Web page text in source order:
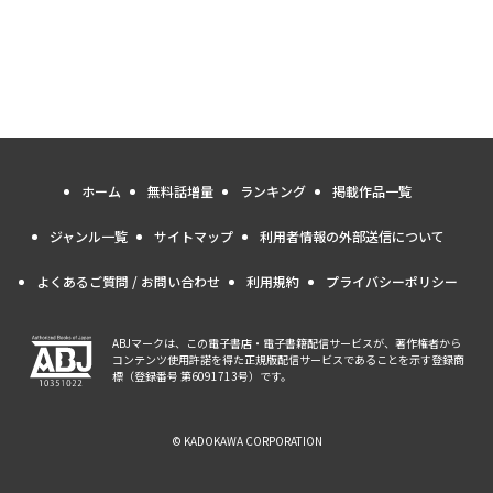
ホーム 無料話増量 ランキング 掲載作品一覧
ジャンル一覧 サイトマップ 利用者情報の外部送信について
よくあるご質問 / お問い合わせ 利用規約 プライバシーポリシー
ABJマークは、この電子書店・電子書籍配信サービスが、著作権者から
コンテンツ使用許諾を得た正規版配信サービスであることを示す登録商
標（登録番号 第6091713号）です。
© KADOKAWA CORPORATION